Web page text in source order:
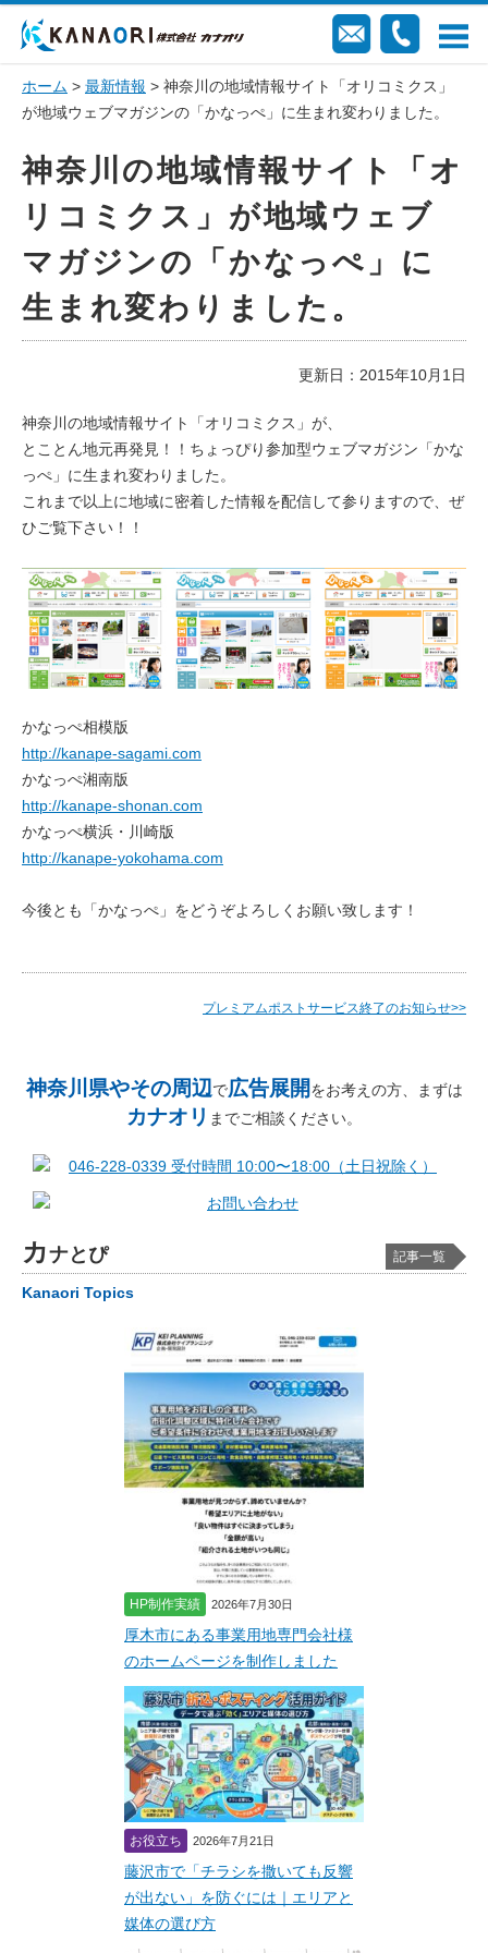
ホーム > 最新情報 > 神奈川の地域情報サイト「オリコミクス」
が地域ウェブマガジンの「かなっぺ」に生まれ変わりました。
神奈川の地域情報サイト「オ
リコミクス」が地域ウェブ
マガジンの「かなっぺ」に
生まれ変わりました。
更新日：2015年10月1日
神奈川の地域情報サイト「オリコミクス」が、
とことん地元再発見！！ちょっぴり参加型ウェブマガジン「かな
っぺ」に生まれ変わりました。
これまで以上に地域に密着した情報を配信して参りますので、ぜ
ひご覧下さい！！
かなっぺ相模版
http://kanape-sagami.com
かなっぺ湘南版
http://kanape-shonan.com
かなっぺ横浜・川崎版
http://kanape-yokohama.com
今後とも「かなっぺ」をどうぞよろしくお願い致します！
プレミアムポストサービス終了のお知らせ>>
神奈川県やその周辺で広告展開 をお考えの方、まずは
カナオリ までご相談ください。
カナとぴ 記事一覧
Kanaori Topics
HP制作実績 2026年7月30日
厚木市にある事業用地専門会社様
のホームページを制作しました
お役立ち 2026年7月21日
藤沢市で「チラシを撒いても反響
が出ない」を防ぐには｜エリアと
媒体の選び方